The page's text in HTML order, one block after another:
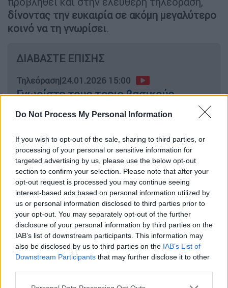
Do Not Process My Personal Information
If you wish to opt-out of the sale, sharing to third parties, or
processing of your personal or sensitive information for
targeted advertising by us, please use the below opt-out
section to confirm your selection. Please note that after your
opt-out request is processed you may continue seeing
interest-based ads based on personal information utilized by
us or personal information disclosed to third parties prior to
your opt-out. You may separately opt-out of the further
disclosure of your personal information by third parties on the
IAB’s list of downstream participants. This information may
also be disclosed by us to third parties on the IAB’s List of
Downstream Participants that may further disclose it to other
Please note that this website/app uses one or more Google
δίνοντας την ευκαιρία σε ακόμη μεγαλύτερο
κοινό να τη γνωρίσει.
ΔΙΑΒΑΣΤΕ ΕΠΙΣΗΣ
Τηλεόραση|24.01.2026 15:00
Γνωρίστε τους τρεις βασικούς
χαρακτήρες της νέας δραματικής
σειράς του MEGA, «Οι Αθώοι»
Υψηλή ποιότητα και θετική
ανταπόκριση
Η δραματική σειρά, η οποία σημείωσε υψηλή
απήχηση καιαπέσπασε βαθμολογία 9,1/10
στο IMDb, δεν περιορίζεται στην
αναπαράσταση της ληστείας της οδού
Καλλιρρόης το 1992. Αντίθετα,επιχειρεί μια
βαθύτερη κοινωνική προσέγγιση,